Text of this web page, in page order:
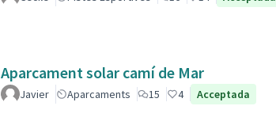
Aparcament solar camí de Mar
Javier Aparcaments 15 4 Acceptada